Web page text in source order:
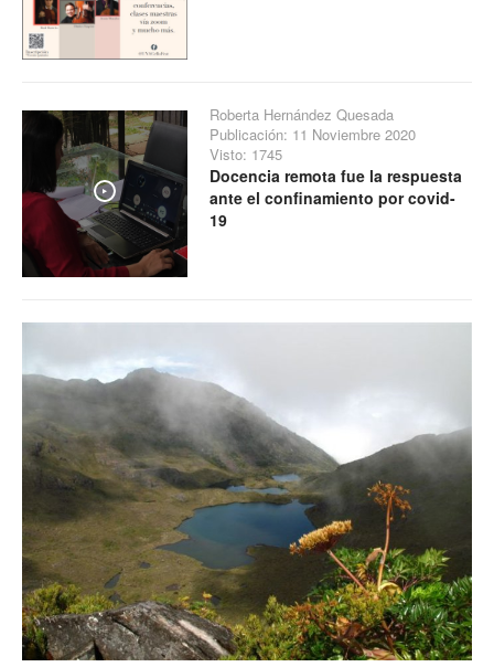
Play
Roberta Hernández Quesada
Publicación: 11 Noviembre 2020
Visto: 1745
Docencia remota fue la respuesta
ante el confinamiento por covid-
19